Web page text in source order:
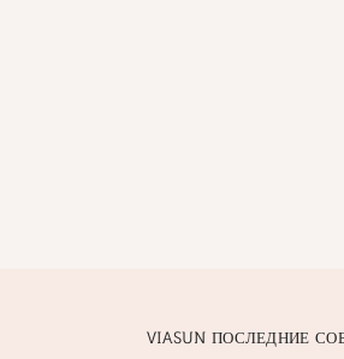
VIASUN ПОСЛЕДНИЕ